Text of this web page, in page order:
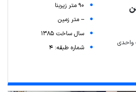
90 متر زیربنا
-- متر زمین
سال ساخت 1385
شماره طبقه: 4